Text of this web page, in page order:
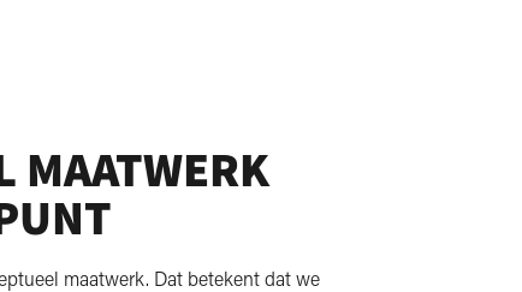
MAATWERK
maatwerk. Dat betekent dat we